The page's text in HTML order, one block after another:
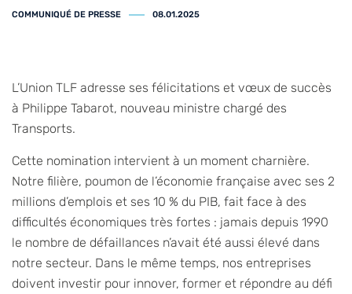
COMMUNIQUÉ DE PRESSE 08.01.2025
L’Union TLF adresse ses félicitations et vœux de succès
à Philippe Tabarot, nouveau ministre chargé des
Transports.
Cette nomination intervient à un moment charnière.
Notre filière, poumon de l’économie française avec ses 2
millions d’emplois et ses 10 % du PIB, fait face à des
difficultés économiques très fortes : jamais depuis 1990
le nombre de défaillances n’avait été aussi élevé dans
notre secteur. Dans le même temps, nos entreprises
doivent investir pour innover, former et répondre au défi